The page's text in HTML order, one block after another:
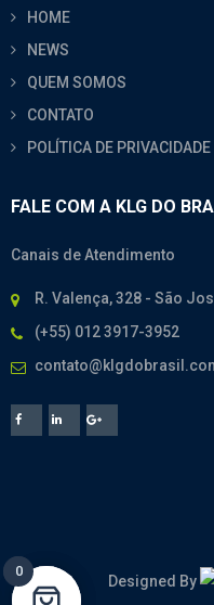
HOME
NEWS
QUEM SOMOS
CONTATO
POLÍTICA DE PRIVACIDADE
FALE COM A KLG DO
Canais de Atendimento
R. Valença, 328 - São
(+55) 012 3917-3952
Designed By
0
0